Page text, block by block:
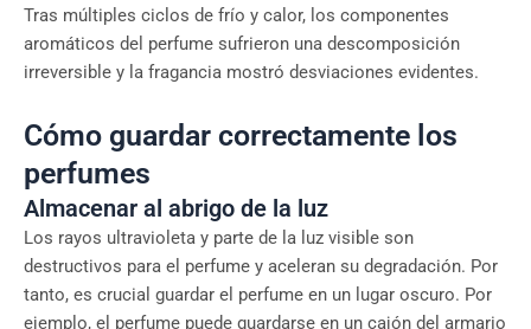
Tras múltiples ciclos de frío y calor, los componentes
aromáticos del perfume sufrieron una descomposición
irreversible y la fragancia mostró desviaciones evidentes.
Cómo guardar correctamente los
perfumes
Almacenar al abrigo de la luz
Los rayos ultravioleta y parte de la luz visible son
destructivos para el perfume y aceleran su degradación. Por
tanto, es crucial guardar el perfume en un lugar oscuro. Por
ejemplo, el perfume puede guardarse en un cajón del armario